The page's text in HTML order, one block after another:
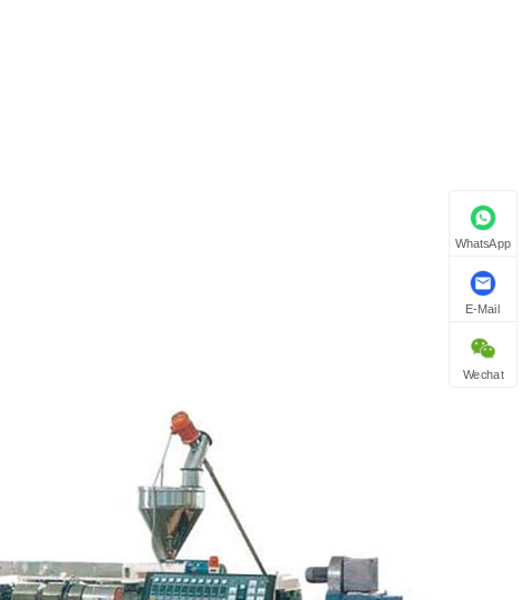
WhatsApp
E-Mail
Wechat